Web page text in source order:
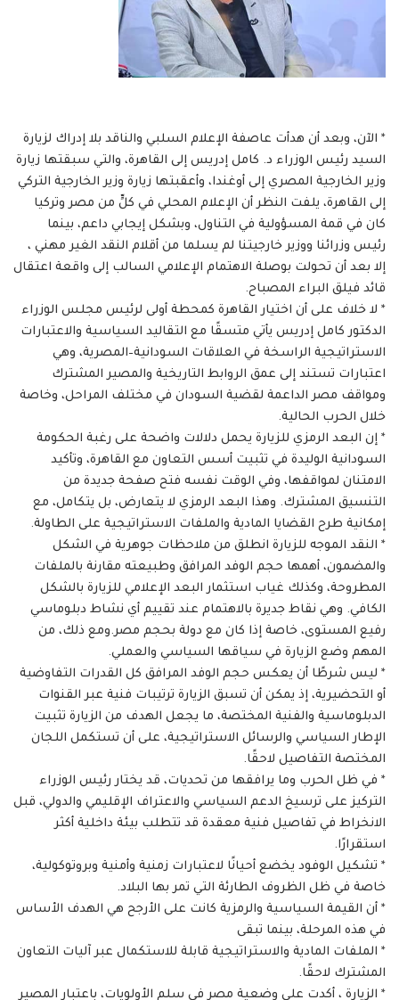
* الآن، وبعد أن هدأت عاصفة الإعلام السلبي والناقد بلا إدراك لزيارة
السيد رئيس الوزراء د. كامل إدريس إلى القاهرة، والتي سبقتها زيارة
وزير الخارجية المصري إلى أوغندا، وأعقبتها زيارة وزير الخارجية التركي
إلى القاهرة، يلفت النظر أن الإعلام المحلي في كلٍّ من مصر وتركيا
كان في قمة المسؤولية في التناول، وبشكل إيجابي داعم، بينما
رئيس وزرائنا ووزير خارجيتنا لم يسلما من أقلام النقد الغير مهني ،
إلا بعد أن تحولت بوصلة الاهتمام الإعلامي السالب إلى واقعة اعتقال
قائد فيلق البراء المصباح.
* لا خلاف على أن اختيار القاهرة كمحطة أولى لرئيس مجلس الوزراء
الدكتور كامل إدريس يأتي متسقًا مع التقاليد السياسية والاعتبارات
الاستراتيجية الراسخة في العلاقات السودانية–المصرية، وهي
اعتبارات تستند إلى عمق الروابط التاريخية والمصير المشترك
ومواقف مصر الداعمة لقضية السودان في مختلف المراحل، وخاصة
خلال الحرب الحالية.
* إن البعد الرمزي للزيارة يحمل دلالات واضحة على رغبة الحكومة
السودانية الوليدة في تثبيت أسس التعاون مع القاهرة، وتأكيد
الامتنان لمواقفها، وفي الوقت نفسه فتح صفحة جديدة من
التنسيق المشترك. وهذا البعد الرمزي لا يتعارض، بل يتكامل، مع
إمكانية طرح القضايا المادية والملفات الاستراتيجية على الطاولة.
* النقد الموجه للزيارة انطلق من ملاحظات جوهرية في الشكل
والمضمون، أهمها حجم الوفد المرافق وطبيعته مقارنة بالملفات
المطروحة، وكذلك غياب استثمار البعد الإعلامي للزيارة بالشكل
الكافي. وهي نقاط جديرة بالاهتمام عند تقييم أي نشاط دبلوماسي
رفيع المستوى، خاصة إذا كان مع دولة بحجم مصر.ومع ذلك، من
المهم وضع الزيارة في سياقها السياسي والعملي.
* ليس شرطًا أن يعكس حجم الوفد المرافق كل القدرات التفاوضية
أو التحضيرية، إذ يمكن أن تسبق الزيارة ترتيبات فنية عبر القنوات
الدبلوماسية والفنية المختصة، ما يجعل الهدف من الزيارة تثبيت
الإطار السياسي والرسائل الاستراتيجية، على أن تستكمل اللجان
المختصة التفاصيل لاحقًا.
* في ظل الحرب وما يرافقها من تحديات، قد يختار رئيس الوزراء
التركيز على ترسيخ الدعم السياسي والاعتراف الإقليمي والدولي، قبل
الانخراط في تفاصيل فنية معقدة قد تتطلب بيئة داخلية أكثر
استقرارًا.
* تشكيل الوفود يخضع أحيانًا لاعتبارات زمنية وأمنية وبروتوكولية،
خاصة في ظل الظروف الطارئة التي تمر بها البلاد.
* أن القيمة السياسية والرمزية كانت على الأرجح هي الهدف الأساس
في هذه المرحلة، بينما تبقى
* الملفات المادية والاستراتيجية قابلة للاستكمال عبر آليات التعاون
المشترك لاحقًا.
* الزيارة ، أكدت على وضعية مصر في سلم الأولويات، باعتبار المصير